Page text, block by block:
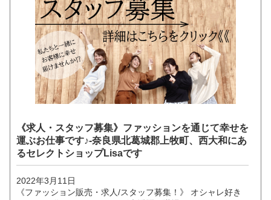
《求人・スタッフ募集》ファッションを通じて幸せを
運ぶお仕事です♪-奈良県北葛城郡上牧町、西大和にあ
るセレクトショップLisaです
2022年3月11日
《ファッション販売・求人/スタッフ募集！》 オシャレ好き